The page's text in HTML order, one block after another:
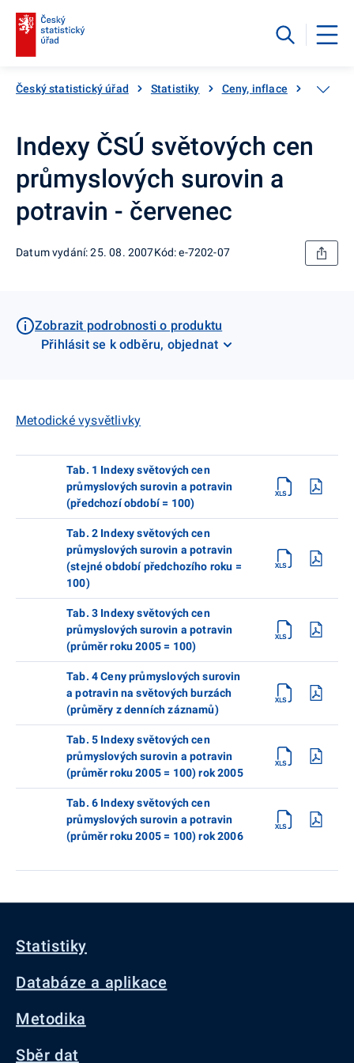
Český statistický úřad Statistiky Ceny, inflace Ceny
Indexy ČSÚ světových cen
průmyslových surovin a
potravin - červenec
Datum vydání: 25. 08. 2007Kód: e-7202-07
Zobrazit podrobnosti o produktu
Přihlásit se k odběru, objednat
Metodické vysvětlivky
Tab. 1 Indexy světových cen
průmyslových surovin a potravin
(předchozí období = 100)
Tab. 2 Indexy světových cen
průmyslových surovin a potravin
(stejné období předchozího roku =
100)
Tab. 3 Indexy světových cen
průmyslových surovin a potravin
(průměr roku 2005 = 100)
Tab. 4 Ceny průmyslových surovin
a potravin na světových burzách
(průměry z denních záznamů)
Tab. 5 Indexy světových cen
průmyslových surovin a potravin
(průměr roku 2005 = 100) rok 2005
Tab. 6 Indexy světových cen
průmyslových surovin a potravin
(průměr roku 2005 = 100) rok 2006
Statistiky
Databáze a aplikace
Metodika
Sběr dat